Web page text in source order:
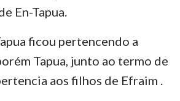
En-Tapua.
ficou pertencendo a
Tapua, junto ao termo de
aos filhos de Efraim .